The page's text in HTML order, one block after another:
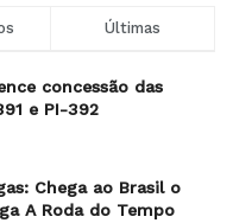
Últimas
concessão das
e PI-392
Chega ao Brasil o
A Roda do Tempo